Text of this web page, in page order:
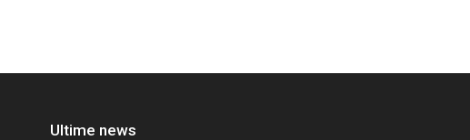
Ultime news